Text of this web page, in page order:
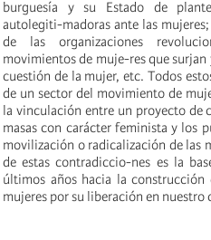
burguesía y su Estado de
autolegiti-madoras ante las
de las organizaciones
movimientos de muje-res que surjan
cuestión de la mujer, etc. Todos
de un sector del movimiento de
la vinculación entre un proyecto de
masas con carácter feminista y los
movilización o radicalización de las
de estas contradiccio-nes es la
últimos años hacia la
mujeres por su liberación en nuestro